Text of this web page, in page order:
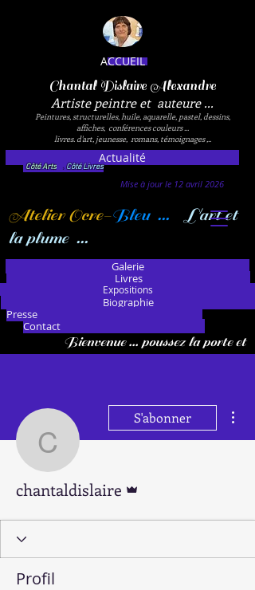
Chantal Dislaire Alexandre
Artiste peintre et auteure ...
Peintures, structurelles, huile, aquarelle, pastel, dessins,
affiches, conférences couleurs ...
livres. d'art, jeunesse, romans, témoignages ,..
ACCUEIL
Mise à jour le 12 avril 2026
Actualité
Côté Arts .Côté Livres
Galerie
Livres
Biographie
Presse
Contact
Expositions
Bienvenue ... poussez la porte et
Atelier Ocre-Bleu ...
L'art et
la plume ...
chantaldislaire
S'abonner
chantaldislaire
Profil